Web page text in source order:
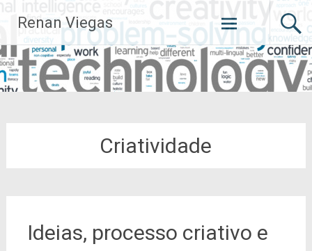
para
o
conteúdo
Renan Viegas
Criatividade
Ideias, processo criativo e